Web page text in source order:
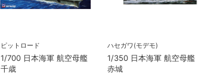
ピットロード
1/700 日本海軍 航空母艦
千歳
ハセガワ(モデモ)
1/350 日本海軍 航空母艦
赤城